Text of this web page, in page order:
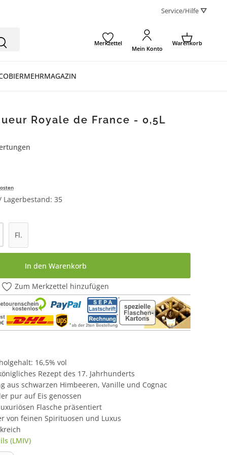
Service/Hilfe ⛛
Merkzettel
Mein Konto
Warenkorb
BIERMEHRMAGAZIN
Royale de France - 0,5L
35
Gib den gewünschten Wert ein oder
Fl.
In den Warenkorb
Zum Merkzettel hinzufügen
16,5% vol
Rezept des 17. Jahrhunderts
aus schwarzen Himbeeren, Vanille und Cognac
pur auf Eis genossen
Flasche präsentiert
von feinen Spirituosen und Luxus
(LMIV)